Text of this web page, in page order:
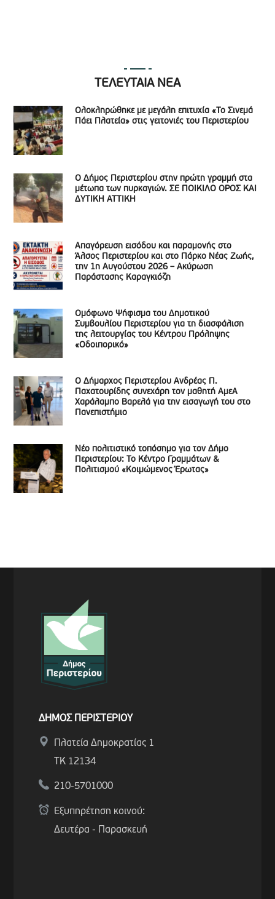
ΤΕΛΕΥΤΑΙΑ ΝΕΑ
Ολοκληρώθηκε με μεγάλη επιτυχία «Το Σινεμά
Πάει Πλατεία» στις γειτονιές του Περιστερίου
Ο Δήμος Περιστερίου στην πρώτη γραμμή στα
μέτωπα των πυρκαγιών. ΣΕ ΠΟΙΚΙΛΟ ΟΡΟΣ ΚΑΙ
ΔΥΤΙΚΗ ΑΤΤΙΚΗ
Απαγόρευση εισόδου και παραμονής στο
Άλσος Περιστερίου και στο Πάρκο Νέας Ζωής,
την 1η Αυγούστου 2026 – Ακύρωση
Παράστασης Καραγκιόζη
Ομόφωνο Ψήφισμα του Δημοτικού
Συμβουλίου Περιστερίου για τη διασφάλιση
της λειτουργίας του Κέντρου Πρόληψης
«Οδοιπορικό»
Ο Δήμαρχος Περιστερίου Ανδρέας Π.
Παχατουρίδης συνεχάρη τον μαθητή ΑμεΑ
Χαράλαμπο Βαρελά για την εισαγωγή του στο
Πανεπιστήμιο
Νέο πολιτιστικό τοπόσημο για τον Δήμο
Περιστερίου: Το Κέντρο Γραμμάτων &
Πολιτισμού «Κοιμώμενος Έρωτας»
ΔΗΜΟΣ ΠΕΡΙΣΤΕΡΙΟΥ
Πλατεία Δημοκρατίας 1
ΤΚ 12134
210-5701000
Εξυπηρέτηση κοινού:
Δευτέρα - Παρασκευή